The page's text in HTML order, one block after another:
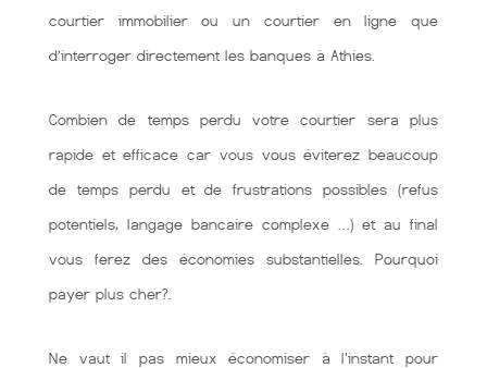
courtier immobilier ou un courtier en ligne que
d’interroger directement les banques à Athies.
Combien de temps perdu votre courtier sera plus
rapide et efficace car vous vous éviterez beaucoup
de temps perdu et de frustrations possibles (refus
potentiels, langage bancaire complexe …) et au final
vous ferez des économies substantielles. Pourquoi
payer plus cher?.
Ne vaut il pas mieux économiser à l'instant pour